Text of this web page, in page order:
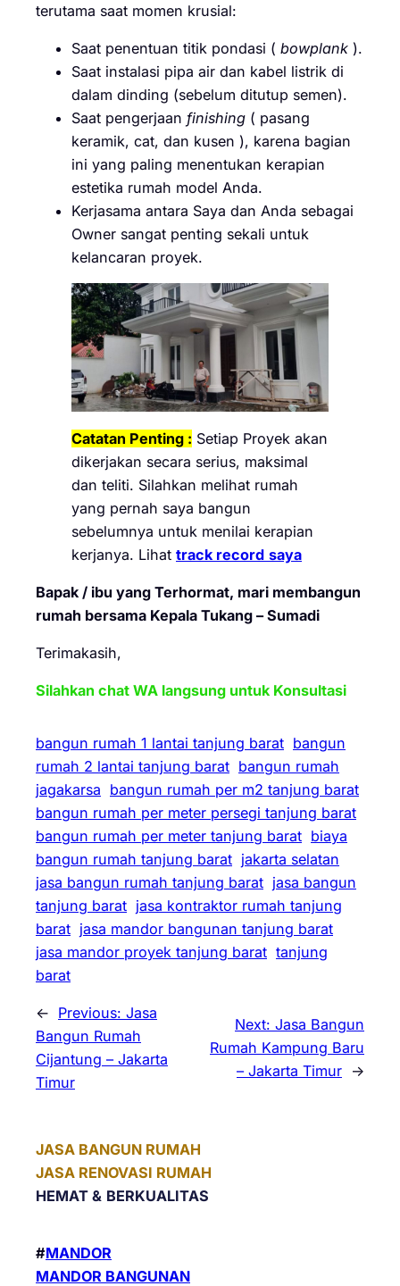
terutama saat momen krusial:
Saat penentuan titik pondasi ( bowplank ).
Saat instalasi pipa air dan kabel listrik di
dalam dinding (sebelum ditutup semen).
Saat pengerjaan finishing ( pasang
keramik, cat, dan kusen ), karena bagian
ini yang paling menentukan kerapian
estetika rumah model Anda.
Kerjasama antara Saya dan Anda sebagai
Owner sangat penting sekali untuk
kelancaran proyek.
Catatan Penting : Setiap Proyek akan
dikerjakan secara serius, maksimal
dan teliti. Silahkan melihat rumah
yang pernah saya bangun
sebelumnya untuk menilai kerapian
kerjanya. Lihat track record saya
Bapak / ibu yang Terhormat, mari membangun
rumah bersama Kepala Tukang – Sumadi
Terimakasih,
Silahkan chat WA langsung untuk Konsultasi
bangun rumah 1 lantai tanjung barat bangun
rumah 2 lantai tanjung barat bangun rumah
jagakarsa bangun rumah per m2 tanjung barat
bangun rumah per meter persegi tanjung barat
bangun rumah per meter tanjung barat biaya
bangun rumah tanjung barat jakarta selatan
jasa bangun rumah tanjung barat jasa bangun
tanjung barat jasa kontraktor rumah tanjung
barat jasa mandor bangunan tanjung barat
jasa mandor proyek tanjung barat tanjung
barat
← Previous: Jasa
Bangun Rumah
Cijantung – Jakarta
Timur
Next: Jasa Bangun
Rumah Kampung Baru
– Jakarta Timur →
JASA BANGUN RUMAH
JASA RENOVASI RUMAH
HEMAT & BERKUALITAS
#MANDOR
MANDOR BANGUNAN